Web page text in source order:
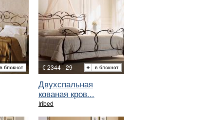
€ 2344 - 29
Двухспальная
кованая кров...
Iribed